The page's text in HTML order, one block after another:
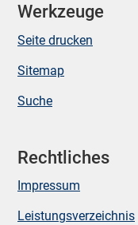
Werkzeuge
Seite drucken
Sitemap
Suche
Rechtliches
Impressum
Leistungsverzeichnis